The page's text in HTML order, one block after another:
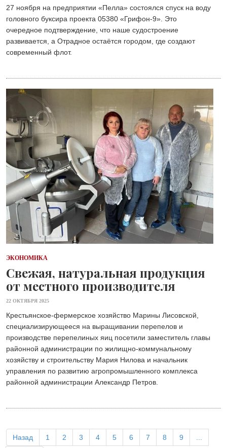
27 ноября на предприятии «Пелла» состоялся спуск на воду
головного буксира проекта 05380 «Грифон-9». Это
очередное подтверждение, что наше судостроение
развивается, а Отрадное остаётся городом, где создают
современный флот.
ЭКОНОМИКА
Свежая, натуральная продукция
от местного производителя
22 ОКТЯБРЯ 2025
Крестьянское-фермерское хозяйство Марины Лисовской,
специализирующееся на выращивании перепелов и
производстве перепелиных яиц посетили заместитель главы
районной администрации по жилищно-коммунальному
хозяйству и строительству Мария Нилова и начальник
управления по развитию агропромышленного комплекса
районной администрации Александр Петров.
Назад 1 2 3 4 5 6 7 8 9 ...